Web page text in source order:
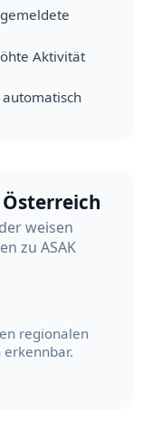
Aktivität
weisen
zu ASAK
regionalen